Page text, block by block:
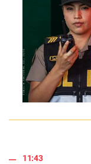
11:43